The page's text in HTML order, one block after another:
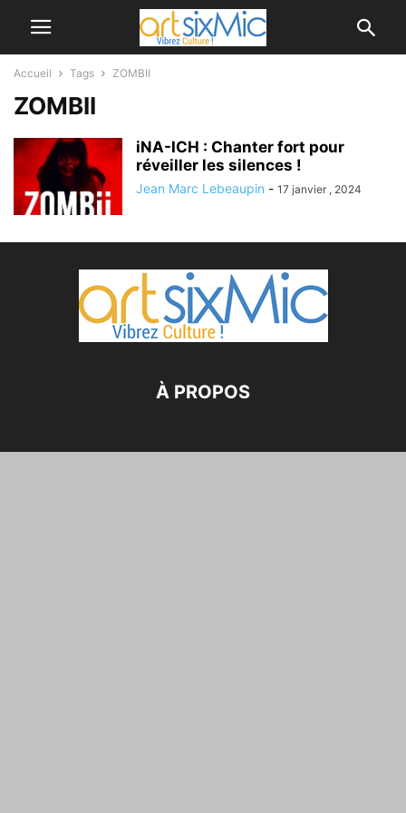
Accueil Tags ZOMBII
ZOMBII
iNA-ICH : Chanter fort pour
réveiller les silences !
Jean Marc Lebeaupin - 17 janvier , 2024
À PROPOS